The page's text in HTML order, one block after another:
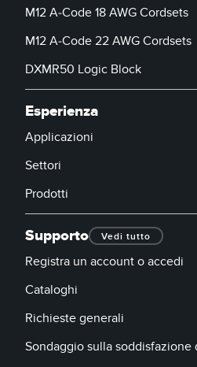
M12 A-Code 18 AWG Cordsets
M12 A-Code 22 AWG Cordsets
DXMR50 Logic Block
Esperienza
Applicazioni
Settori
Prodotti
Supporto Vedi tutto
Registra un account o accedi
Cataloghi
Richieste generali
Sondaggio sulla soddisfazione